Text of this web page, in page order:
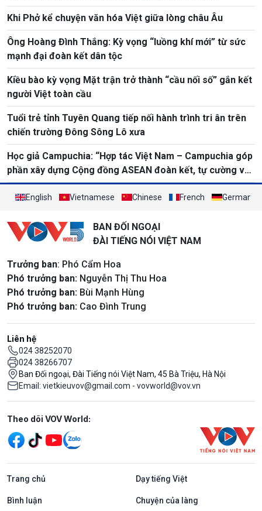
Khi Phở kể chuyện văn hóa Việt giữa lòng châu Âu
Ông Hoàng Đình Thắng: Kỳ vọng “luồng khí mới” từ sức
mạnh đại đoàn kết dân tộc
Kiều bào kỳ vọng Mặt trận trở thành “cầu nối số” gắn kết
người Việt toàn cầu
Tuổi trẻ tỉnh Tuyên Quang tiếp nối hành trình tri ân trên
chiến trường Đông Sông Lô xưa
Học giả Campuchia: “Hợp tác Việt Nam – Campuchia góp
phần xây dựng Cộng đồng ASEAN đoàn kết, tự cường và
thịnh vượng”
English Vietnamese Chinese French German
BAN ĐỐI NGOẠI
ĐÀI TIẾNG NÓI VIỆT NAM
Trưởng ban: Phó Cẩm Hoa
Phó trưởng ban: Nguyễn Thị Thu Hoa
Phó trưởng ban: Bùi Mạnh Hùng
Phó trưởng ban: Cao Đình Trung
Liên hệ
024 38252070
024 38266707
Ban Đối ngoại, Đài Tiếng nói Việt Nam, 45 Bà Triệu, Hà Nội
Email: vietkieuvov@gmail.com - vovworld@vov.vn
Mạng xã hội
Theo dõi VOV World:
Trang chủ Dạy tiếng Việt
Bình luận Chuyện của làng